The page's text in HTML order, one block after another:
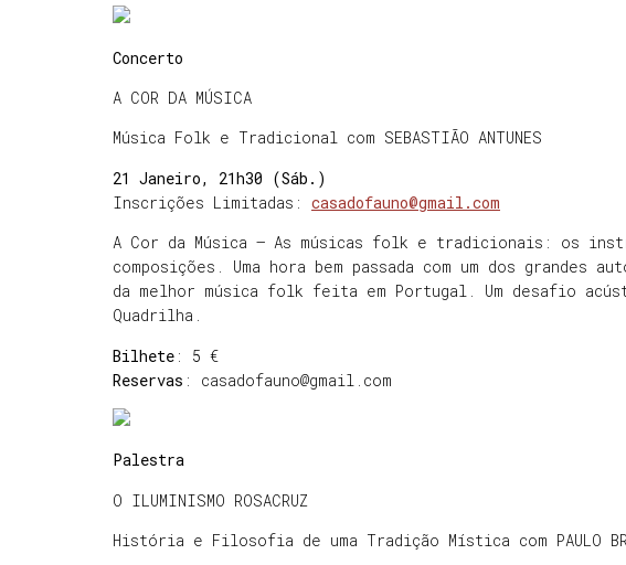
Concerto
A COR DA MÚSICA
Música Folk e Tradicional com SEBASTIÃO ANTUNES
21 Janeiro, 21h30 (Sáb.)
Inscrições Limitadas: casadofauno@gmail.com
A Cor da Música – As músicas folk e tradicionais: os
composições. Uma hora bem passada com um dos
da melhor música folk feita em Portugal. Um desafio
Quadrilha.
Bilhete : 5 €
Reservas : casadofauno@gmail.com
Palestra
O ILUMINISMO ROSACRUZ
História e Filosofia de uma Tradição Mística com PAULO